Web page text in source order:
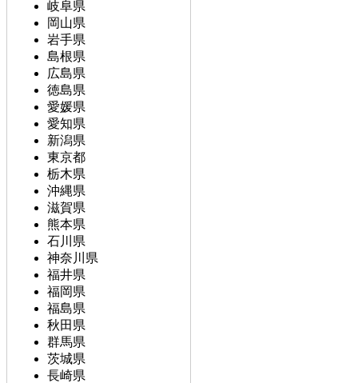
岐阜県
岡山県
岩手県
島根県
広島県
徳島県
愛媛県
愛知県
新潟県
東京都
栃木県
沖縄県
滋賀県
熊本県
石川県
神奈川県
福井県
福岡県
福島県
秋田県
群馬県
茨城県
長崎県